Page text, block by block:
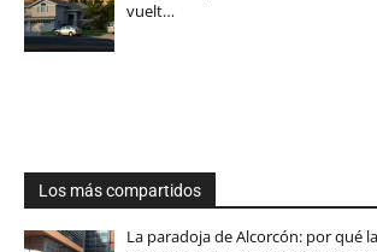
vuelt…
Los más compartidos
La paradoja de Alcorcón: por qué